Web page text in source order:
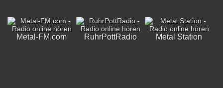
Metal-FM.com RuhrPottRadio Metal Station